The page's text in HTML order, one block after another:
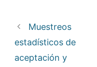
Muestreos
estadísticos de
aceptación y